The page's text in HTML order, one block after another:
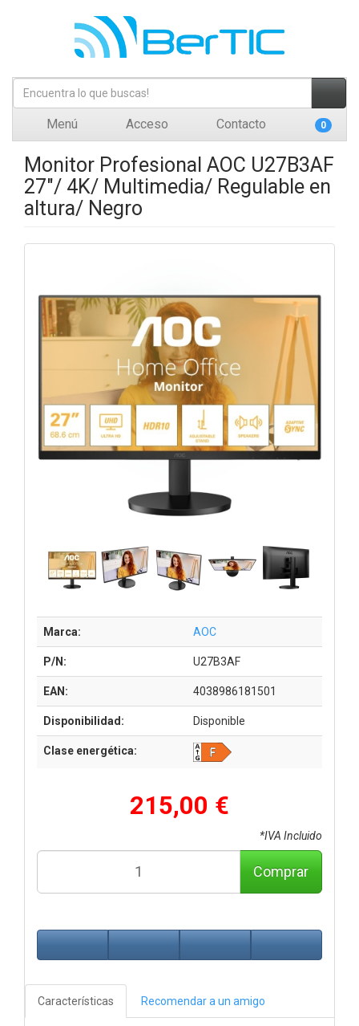
Menú Acceso Contacto 0
Monitor Profesional AOC U27B3AF
27"/ 4K/ Multimedia/ Regulable en
altura/ Negro
Marca: AOC
P/N: U27B3AF
EAN: 4038986181501
Disponibilidad: Disponible
Clase energética:
215,00 €
*IVA Incluido
Comprar
Características Recomendar a un amigo